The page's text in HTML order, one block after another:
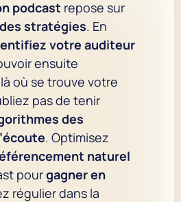
podcast repose sur
stratégies. En
votre auditeur
ensuite
là où se trouve votre
pas de tenir
des
. Optimisez
naturel
pourgagner en
régulier dans la